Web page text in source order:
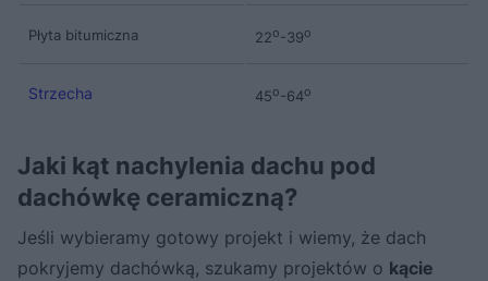
Płyta bitumiczna 22o-39o
Strzecha 45o-64o
Jaki kąt nachylenia dachu pod
dachówkę ceramiczną?
Jeśli wybieramy gotowy projekt i wiemy, że dach
pokryjemy dachówką, szukamy projektów o kącie